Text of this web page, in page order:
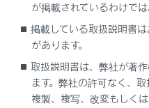
パノラマムーンルーフ
が掲載されているわけでは
掲載している取扱説明書
があります。
取扱説明書は、弊社が著
ます。弊社の許可なく、
複製、複写、改変もしく